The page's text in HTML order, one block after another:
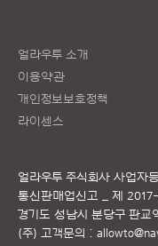
얼라우투 소개
이용약관
개인정보보호정책
라이센스
얼라우투 주식회사 사업자
통신판매업신고 _ 제
경기도 성남시 분당구 판
(주) 고객문의 :